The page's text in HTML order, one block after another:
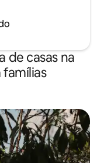
de casas na
famílias